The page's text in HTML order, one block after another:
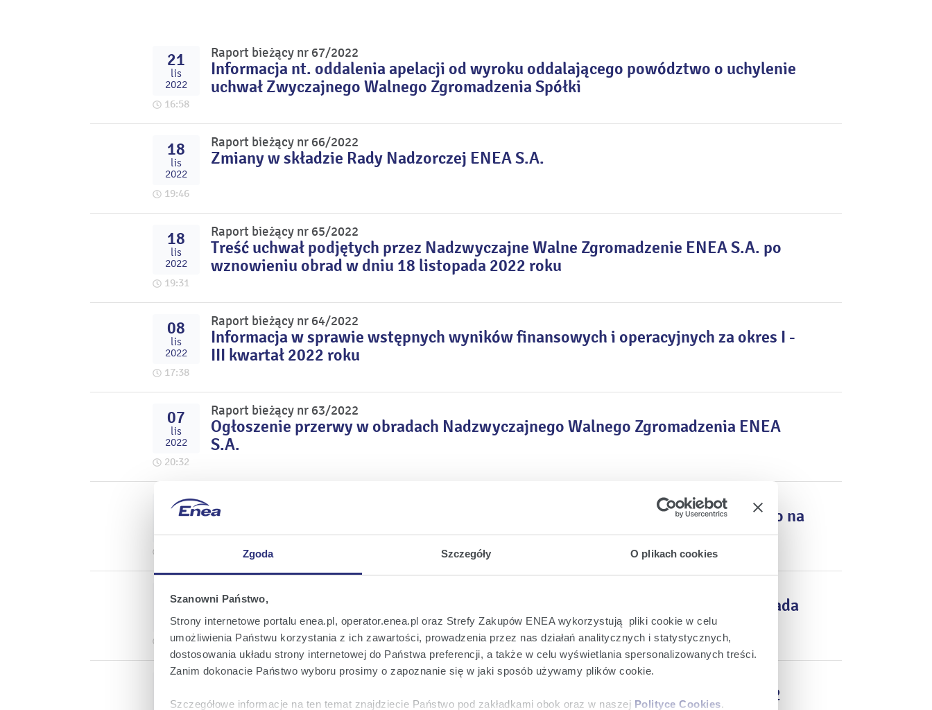
Zgoda Szczegóły O plikach cookies
Szanowni Państwo,
Strony internetowe portalu enea.pl, operator.enea.pl oraz Strefy Zakupów ENEA wykorzystują pliki cookie w celu
umożliwienia Państwu korzystania z ich zawartości, prowadzenia przez nas działań analitycznych i statystycznych,
dostosowania układu strony internetowej do Państwa preferencji, a także w celu wyświetlania spersonalizowanych treści.
Zanim dokonacie Państwo wyboru prosimy o zapoznanie się w jaki sposób używamy plików cookie.
Szczegółowe informacje na ten temat znajdziecie Państwo pod zakładkami obok oraz w naszej Polityce Cookies.
21
lis
2022
16:58
Raport bieżący nr 67/2022
Informacja nt. oddalenia apelacji od wyroku oddalającego powództwo o uchylenie
uchwał Zwyczajnego Walnego Zgromadzenia Spółki
18
lis
2022
19:46
Raport bieżący nr 66/2022
Zmiany w składzie Rady Nadzorczej ENEA S.A.
18
lis
2022
19:31
Raport bieżący nr 65/2022
Treść uchwał podjętych przez Nadzwyczajne Walne Zgromadzenie ENEA S.A. po
wznowieniu obrad w dniu 18 listopada 2022 roku
08
lis
2022
17:38
Raport bieżący nr 64/2022
Informacja w sprawie wstępnych wyników finansowych i operacyjnych za okres I -
III kwartał 2022 roku
07
lis
2022
20:32
Raport bieżący nr 63/2022
Ogłoszenie przerwy w obradach Nadzwyczajnego Walnego Zgromadzenia ENEA
S.A.
11
paź
2022
Projekty uchwał Nadzwyczajnego Walnego Zgromadzenia ENEA S.A. zwołanego na
dzień 7 listopada 2022 roku
11
2022
19:14
Zwołanie Nadzwyczajnego Walnego Zgromadzenia ENEA S.A. na dzień 7 listopada
2022 roku
paź
Raport bieżący nr 60/2022
Informacja o zamiarze ujęcia w sprawozdaniach finansowych za III kwartał 2022